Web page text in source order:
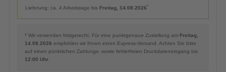
Lieferung: ca. 4 Arbeitstage bis Freitag, 14.08.2026*
* Wir versenden fristgerecht. Für eine punktgenaue Zustellung am Freitag,
14.08.2026 empfehlen wir Ihnen einen Express-Versand. Achten Sie bitte
auf einen pünktlichen Zahlungs- sowie fehlerfreien Druckdateneingang bis
12:00 Uhr